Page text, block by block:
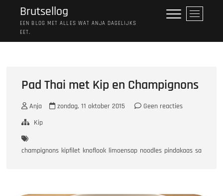
Brutsellog
EEN BLOG MET ALLES WAT ANJA DAGELIJKS
EET.
M
e
p
Pad Thai met Kip en Champignons
Anja zondag, 11 oktober 2015
Geen reacties
Kip
champignons kipfilet knoflook limoensap noodles pindakaas sambal